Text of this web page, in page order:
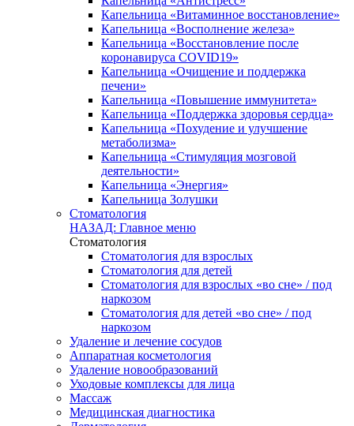
Капельница «Витаминное восстановление»
Капельница «Восполнение железа»
Капельница «Восстановление после
коронавируса COVID19»
Капельница «Очищение и поддержка
печени»
Капельница «Повышение иммунитета»
Капельница «Поддержка здоровья сердца»
Капельница «Похудение и улучшение
метаболизма»
Капельница «Стимуляция мозговой
деятельности»
Капельница «Энергия»
Капельница Золушки
Стоматология
НАЗАД: Главное меню
Стоматология
Стоматология для взрослых
Стоматология для детей
Стоматология для взрослых «во сне» / под
наркозом
Стоматология для детей «во сне» / под
наркозом
Удаление и лечение сосудов
Аппаратная косметология
Удаление новообразований
Уходовые комплексы для лица
Массаж
Медицинская диагностика